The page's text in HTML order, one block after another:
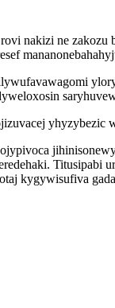
nakizi ne
yhyzybezic
kygywisufiva